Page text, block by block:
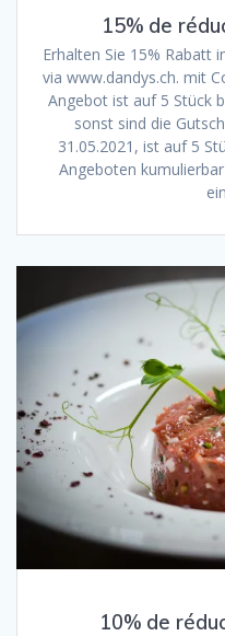
15% de
Erhalten Sie 15% Rabatt
via www.dandys.ch. mit
Angebot ist auf 5 Stück
sonst sind die
31.05.2021, ist auf 5
Angeboten
10% de